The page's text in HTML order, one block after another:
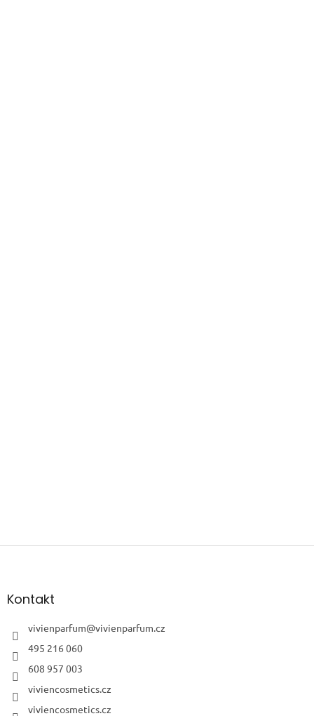
Z
aKontakt
vivienparfum@vivienparfum.cz
495 216 060
608 957 003
viviencosmetics.cz
viviencosmetics.cz